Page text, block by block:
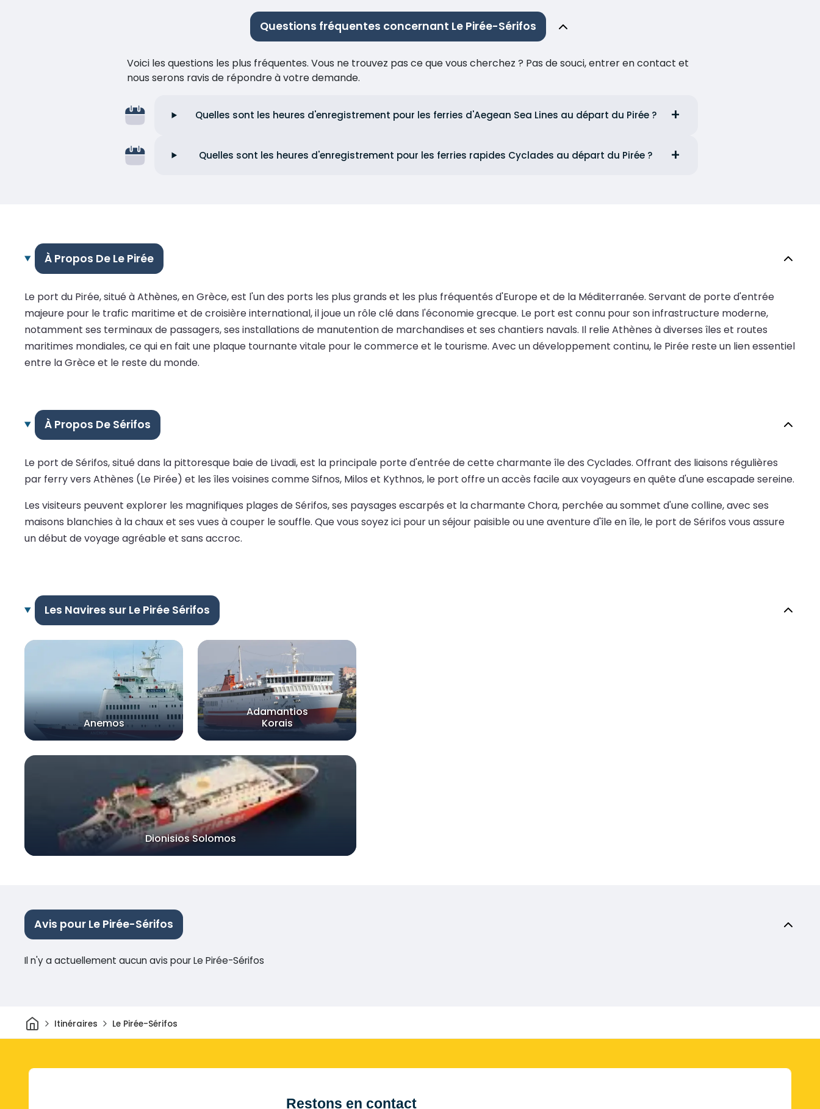
Questions fréquentes concernant Le Pirée-Sérifos
Voici les questions les plus fréquentes. Vous ne trouvez pas ce que vous cherchez ? Pas de souci, entrer en contact et
nous serons ravis de répondre à votre demande.
Quelles sont les heures d'enregistrement pour les ferries d'Aegean Sea Lines au départ du Pirée ?
Quelles sont les heures d'enregistrement pour les ferries rapides Cyclades au départ du Pirée ?
À Propos De Le Pirée
Le port du Pirée, situé à Athènes, en Grèce, est l'un des ports les plus grands et les plus fréquentés d'Europe et de la Méditerranée. Servant de porte d'entrée
majeure pour le trafic maritime et de croisière international, il joue un rôle clé dans l'économie grecque. Le port est connu pour son infrastructure moderne,
notamment ses terminaux de passagers, ses installations de manutention de marchandises et ses chantiers navals. Il relie Athènes à diverses îles et routes
maritimes mondiales, ce qui en fait une plaque tournante vitale pour le commerce et le tourisme. Avec un développement continu, le Pirée reste un lien essentiel
entre la Grèce et le reste du monde.
À Propos De Sérifos
Le port de Sérifos, situé dans la pittoresque baie de Livadi, est la principale porte d'entrée de cette charmante île des Cyclades. Offrant des liaisons régulières
par ferry vers Athènes (Le Pirée) et les îles voisines comme Sifnos, Milos et Kythnos, le port offre un accès facile aux voyageurs en quête d'une escapade sereine.
Les visiteurs peuvent explorer les magnifiques plages de Sérifos, ses paysages escarpés et la charmante Chora, perchée au sommet d'une colline, avec ses
maisons blanchies à la chaux et ses vues à couper le souffle. Que vous soyez ici pour un séjour paisible ou une aventure d'île en île, le port de Sérifos vous assure
un début de voyage agréable et sans accroc.
Les Navires sur Le Pirée Sérifos
Anemos
Adamantios
Korais
Dionisios Solomos
Avis pour Le Pirée-Sérifos
Il n'y a actuellement aucun avis pour Le Pirée-Sérifos
Maison
Itinéraires Le Pirée-Sérifos
Restons en contact